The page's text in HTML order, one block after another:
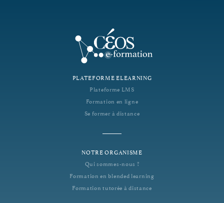
PLATEFORME ELEARNING
Plateforme LMS
Formation en ligne
Se former à distance
NOTRE ORGANISME
Qui sommes-nous ?
Formation en blended learning
Formation tutorée à distance